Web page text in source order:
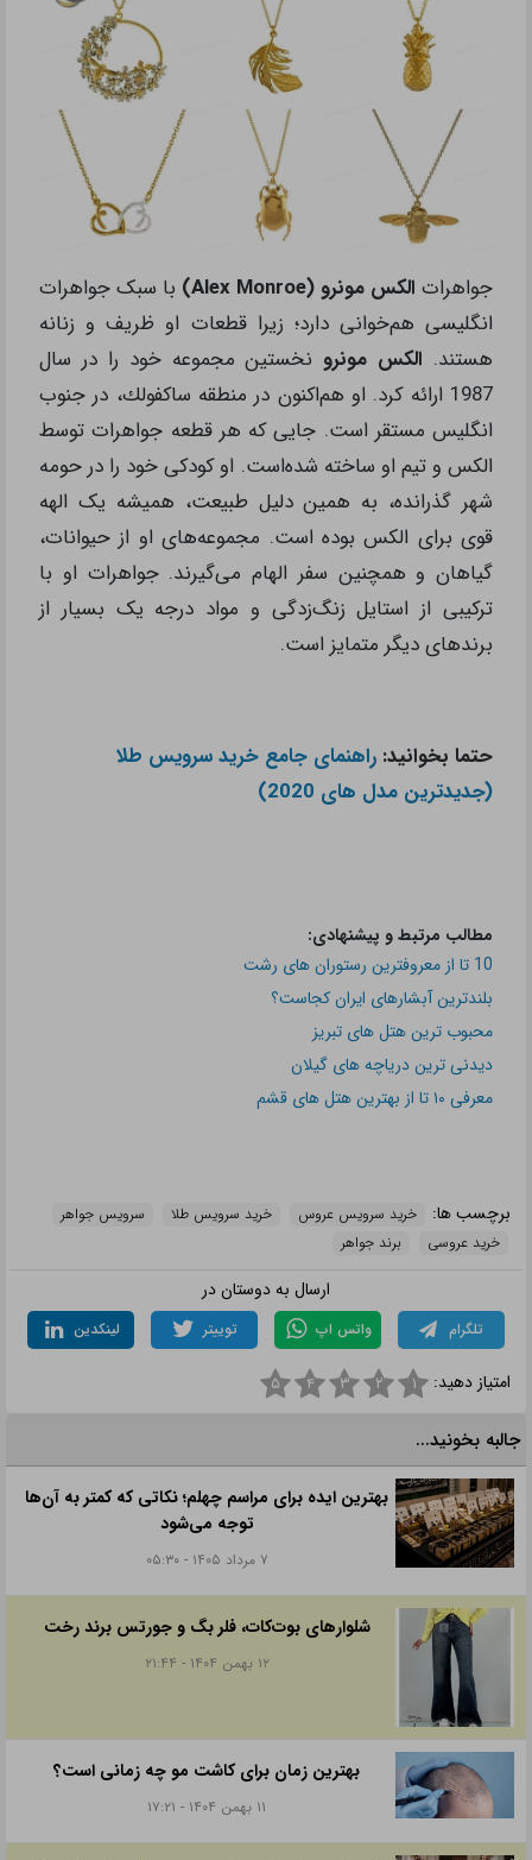
جواهرات الکس مونرو (Alex Monroe)
با سبک جواهرات
انگلیسی هم‌خوانی دارد؛ زیرا قطعات او ظریف و زنانه
هستند. الكس مونرو نخستین مجموعه خود را در سال
1987 ارائه كرد. او هم‌اكنون در منطقه ساكفولك، در جنوب
انگلیس مستقر است. جایی كه هر قطعه جواهرات توسط
الكس و تیم او ساخته شده‌است. او کودکی خود را در حومه
شهر گذرانده، به همین دلیل طبیعت، همیشه یک الهه
قوی برای الکس بوده است. مجموعه‌های او از حیوانات،
گیاهان و همچنین سفر الهام می‌گیرند. جواهرات او با
ترکیبی از استایل زنگ‌زدگی و مواد درجه یک بسیار از
برندهای دیگر متمایز است.
حتما بخوانید: راهنمای جامع خرید سرویس طلا
(جدیدترین مدل های 2020)
مطالب مرتبط و پیشنهادی:
10 تا از معروفترین رستوران های رشت
بلندترین آبشارهای ایران کجاست؟
محبوب ترین هتل های تبریز
دیدنی ترین دریاچه های گیلان
معرفی ۱۰ تا از بهترین هتل های قشم
برچسب ها: خرید سرویس عروس خرید سرویس طلا
سرویس جواهر
خرید عروسی
برند جواهر
ارسال به دوستان در
تلگرام واتس اپ توییتر لینکدین
امتیاز دهید: ۱ ۲ ۳ ۴ ۵
جالبه بخونید...
بهترین ایده برای مراسم چهلم؛ نکاتی که کمتر به آن‌ها
توجه می‌شود
۷ مرداد ۱۴۰۵ - ۰۵:۳۰
شلوارهای بوت‌کات، فلر بگ و جورتس برند رخت
۱۲ بهمن ۱۴۰۴ - ۲۱:۴۴
بهترین زمان برای کاشت مو چه زمانی است؟
۱۱ بهمن ۱۴۰۴ - ۱۷:۲۱